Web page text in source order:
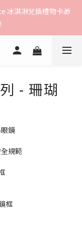
運｜貨到付款/宅配
免運
冰淇淋兌換禮物卡🎁
運｜貨到付款/宅配
- 珊瑚
鏡
規範
框